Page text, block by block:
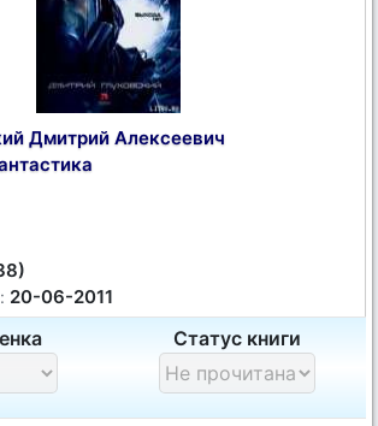
Дмитрий Алексеевич
20-06-2011
Статус книги